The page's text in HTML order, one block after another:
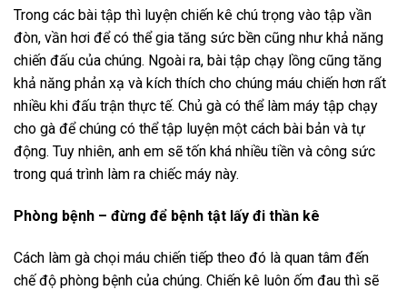
Trong các bài tập thì luyện chiến kê chú trọng vào tập vần
đòn, vần hơi để có thể gia tăng sức bền cũng như khả năng
chiến đấu của chúng. Ngoài ra, bài tập chạy lồng cũng tăng
khả năng phản xạ và kích thích cho chúng máu chiến hơn rất
nhiều khi đấu trận thực tế. Chủ gà có thể làm máy tập chạy
cho gà để chúng có thể tập luyện một cách bài bản và tự
động. Tuy nhiên, anh em sẽ tốn khá nhiều tiền và công sức
trong quá trình làm ra chiếc máy này.
Phòng bệnh – đừng để bệnh tật lấy đi thần kê
Cách làm gà chọi máu chiến tiếp theo đó là quan tâm đến
chế độ phòng bệnh của chúng. Chiến kê luôn ốm đau thì sẽ